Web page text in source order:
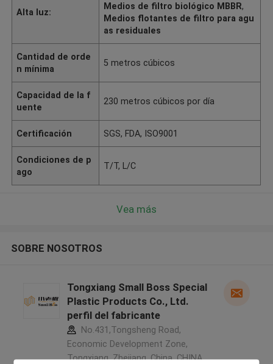
Alta luz:
Medios de filtro biológico MBBR,
Medios flotantes de filtro para agu
as residuales
Cantidad de orde
n mínima
5 metros cúbicos
Capacidad de la f
uente
230 metros cúbicos por día
Certificación SGS, FDA, ISO9001
Condiciones de p
ago
T/T, L/C
Vea más
SOBRE NOSOTROS
Tongxiang Small Boss Special
Plastic Products Co., Ltd.
perfil del fabricante
No.431,Tongsheng Road,
Economic Development Zone,
Tongxiang, Zhejiang, China ,CHINA